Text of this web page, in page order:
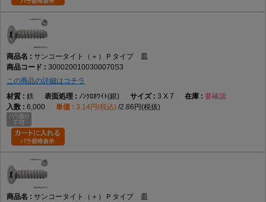
サンコータイト（＋）Ｐタイプ 皿
3000200100300070S3
この商品の詳細はコチラ
鉄
ﾉﾝｸﾛﾎﾜｲﾄ(銀) 3 X 7
要確認
6,000
3.14円(税込) 2.86円(税抜)
サンコータイト（＋）Ｐタイプ 皿